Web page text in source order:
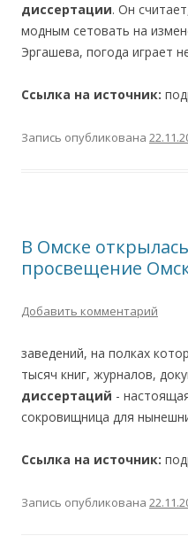
диссертации. Он
модным сетовать на
Эргашева, погода играет
Ссылка на источник:
Запись опубликована
В Омске
просвещение
Добавить комментарий
заведений, на полках
тысяч книг, журналов,
диссертаций -
сокровищница для
Ссылка на источник:
Запись опубликована